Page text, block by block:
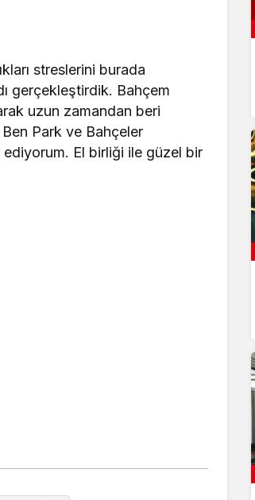
streslerini burada
gerçekleştirdik. Bahçem
uzun zamandan beri
Park ve Bahçeler
ediyorum. El birliği ile güzel bir